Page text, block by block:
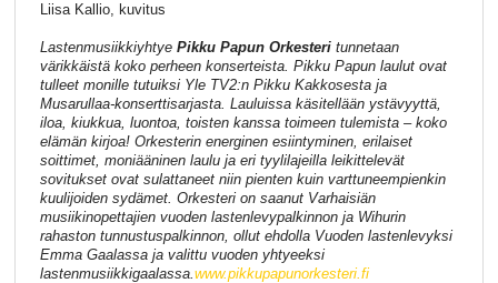
Liisa Kallio, kuvitus
Lastenmusiikkiyhtye Pikku Papun Orkesteritunnetaan
värikkäistä koko perheen konserteista. Pikku Papun laulut ovat
tulleet monille tutuiksi Yle TV2:n Pikku Kakkosesta ja
Musarullaa-konserttisarjasta. Lauluissa käsitellään ystävyyttä,
iloa, kiukkua, luontoa, toisten kanssa toimeen tulemista – koko
elämän kirjoa! Orkesterin energinen esiintyminen, erilaiset
soittimet, moniääninen laulu ja eri tyylilajeilla leikittelevät
sovitukset ovat sulattaneet niin pienten kuin varttuneempienkin
kuulijoiden sydämet. Orkesteri on saanut Varhaisiän
musiikinopettajien vuoden lastenlevypalkinnon ja Wihurin
rahaston tunnustuspalkinnon, ollut ehdolla Vuoden lastenlevyksi
Emma Gaalassa ja valittu vuoden yhtyeeksi
lastenmusiikkigaalassa.www.pikkupapunorkesteri.fi